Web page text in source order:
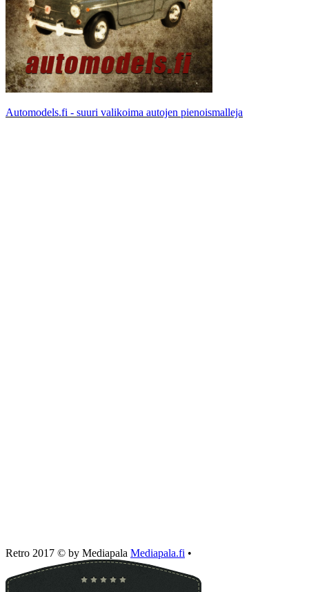
Automodels.fi - suuri valikoima autojen pienoismalleja
Retro 2017 © by Mediapala Mediapala.fi •